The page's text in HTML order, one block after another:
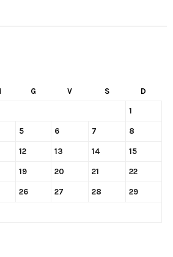
G V S D
1
5 6 7 8
12 13 14 15
19 20 21 22
26 27 28 29